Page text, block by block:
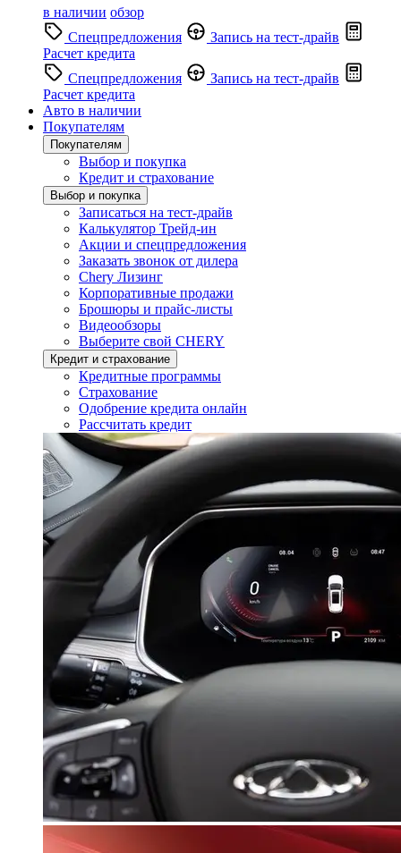
в наличии обзор
Спецпредложения
Запись на тест-драйв
Расчет кредита
Спецпредложения
Запись на тест-драйв
Расчет кредита
Авто в наличии
Покупателям
Покупателям
Выбор и покупка
Кредит и страхование
Выбор и покупка
Записаться на тест-драйв
Калькулятор Трейд-ин
Акции и спецпредложения
Заказать звонок от дилера
Chery Лизинг
Корпоративные продажи
Брошюры и прайс-листы
Видеообзоры
Выберите свой CHERY
Кредит и страхование
Кредитные программы
Страхование
Одобрение кредита онлайн
Рассчитать кредит